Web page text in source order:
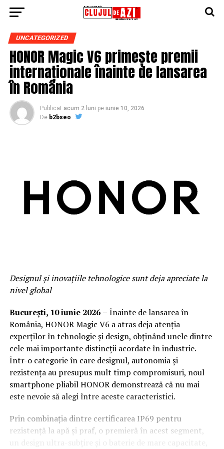
UNCATEGORIZED
HONOR Magic V6 primește premii
internaționale înainte de lansarea
în România
Publicat acum 2 luni pe iunie 10, 2026
De b2bseo
Designul și inovațiile tehnologice sunt deja apreciate la
nivel global
București, 10 iunie 2026 – Înainte de lansarea în
România, HONOR Magic V6 a atras deja atenția
experților în tehnologie și design, obținând unele dintre
cele mai importante distincții acordate în industrie.
Într-o categorie în care designul, autonomia și
rezistența au presupus mult timp compromisuri, noul
smartphone pliabil HONOR demonstrează că nu mai
este nevoie să alegi între aceste caracteristici.
Prin combinația dintre certificarea IP69 pentru
rezistență la apă și praf, o premieră în acest segment,